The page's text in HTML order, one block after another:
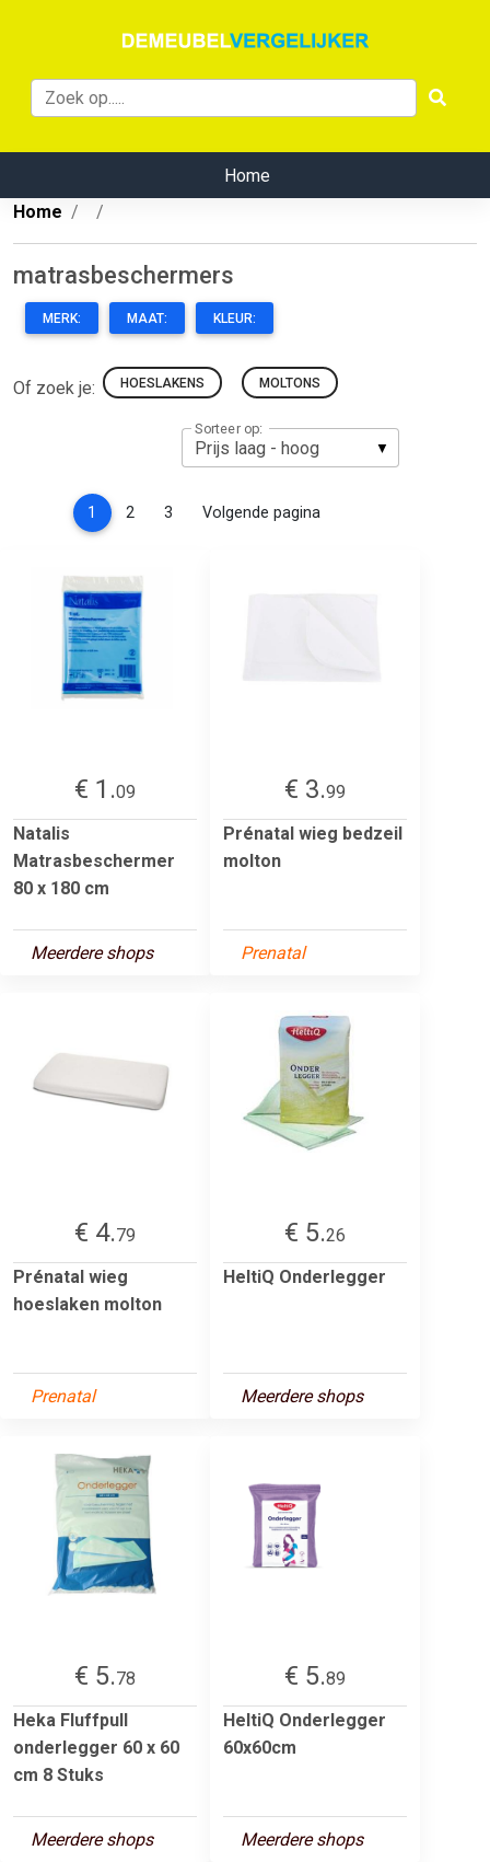
Home
Home
matrasbeschermers
MERK: MAAT: KLEUR:
Of zoek je: HOESLAKENS MOLTONS
Sorteer op:
1 (current)
2 3 Volgende pagina
€ 1.09
Natalis
Matrasbeschermer
80 x 180 cm
Meerdere shops
€ 3.99
Prénatal wieg bedzeil
molton
Prenatal
€ 4.79
Prénatal wieg
hoeslaken molton
Prenatal
€ 5.26
HeltiQ Onderlegger
Meerdere shops
€ 5.78
Heka Fluffpull
onderlegger 60 x 60
cm 8 Stuks
Meerdere shops
€ 5.89
HeltiQ Onderlegger
60x60cm
Meerdere shops